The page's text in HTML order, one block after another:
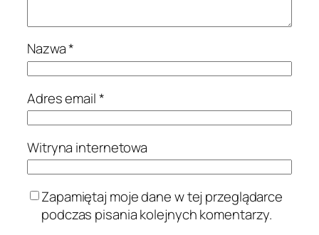
Nazwa*
Adres email*
Witryna internetowa
Zapamiętaj moje dane w tej przeglądarce
podczas pisania kolejnych komentarzy.